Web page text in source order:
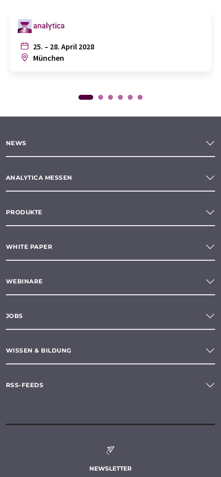
25. – 28. April 2028
München
NEWS
ANALYTICA MESSEN
PRODUKTE
WHITE PAPER
WEBINARE
JOBS
WISSEN & BILDUNG
RSS-FEEDS
NEWSLETTER